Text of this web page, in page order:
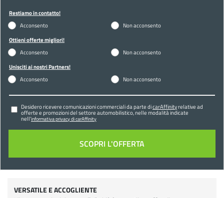
Restiamo in contatto!
Acconsento Non acconsento
Ottieni offerte migliori!
Acconsento Non acconsento
Unisciti ai nostri Partners!
Acconsento Non acconsento
Desidero ricevere comunicazioni commerciali da parte dicarAffinityrelative ad
offerte e promozioni del settore automobilistico, nelle modalità indicate
nell'informativa privacy di carAffinity
VERSATILE E ACCOGLIENTE